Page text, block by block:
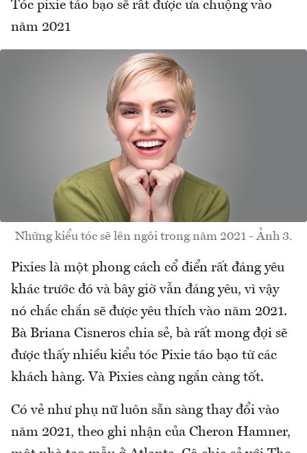
Tóc pixie táo bạo sẽ rất được ưa chuộng vào
năm 2021
Những kiểu tóc sẽ lên ngôi trong năm 2021 - Ảnh 3.
Pixies là một phong cách cổ điển rất đáng yêu
khác trước đó và bây giờ vẫn đáng yêu, vì vậy
nó chắc chắn sẽ được yêu thích vào năm 2021.
Bà Briana Cisneros chia sẻ, bà rất mong đợi sẽ
được thấy nhiều kiểu tóc Pixie táo bạo từ các
khách hàng. Và Pixies càng ngắn càng tốt.
Có vẻ như phụ nữ luôn sẵn sàng thay đổi vào
năm 2021, theo ghi nhận của Cheron Hamner,